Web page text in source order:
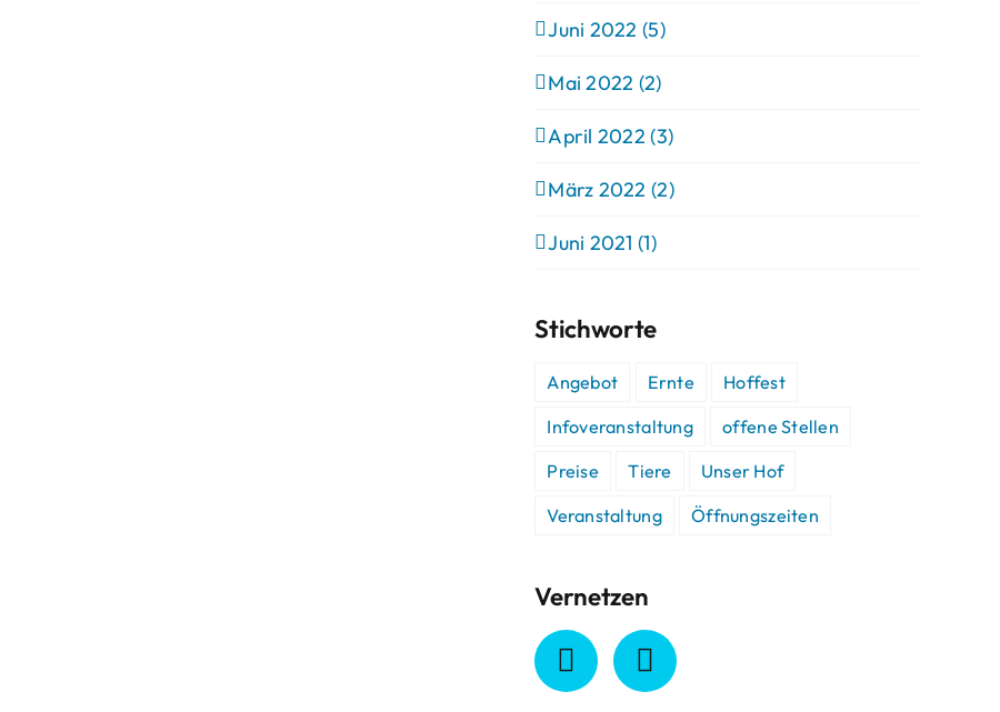
Juni 2022 (5)
Mai 2022 (2)
April 2022 (3)
März 2022 (2)
Juni 2021 (1)
Stichworte
Angebot Ernte
Hoffest
Infoveranstaltung
offene Stellen
Preise
Tiere
Unser Hof
Veranstaltung
Öffnungszeiten
Vernetzen